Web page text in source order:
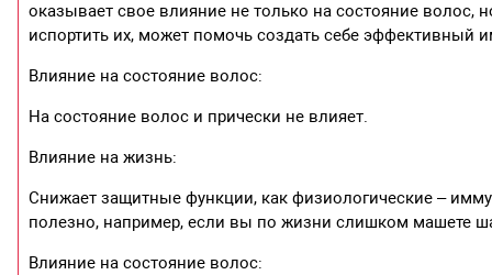
оказывает свое влияние не только на состояние
испортить их, может помочь создать себе эффективный
Влияние на состояние волос:
На состояние волос и прически не влияет.
Влияние на жизнь:
Снижает защитные функции, как физиологические –
полезно, например, если вы по жизни слишком машете
Влияние на состояние волос: